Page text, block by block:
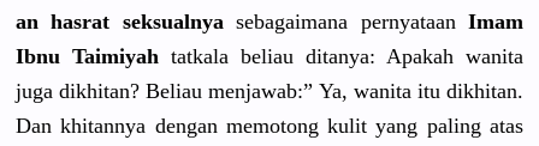
an hasrat seksualnya sebagaimana pernyataan Imam
Ibnu Taimiyah tatkala beliau ditanya: Apakah wanita
juga dikhitan? Beliau menjawab:” Ya, wanita itu dikhitan.
Dan khitannya dengan memotong kulit yang paling atas